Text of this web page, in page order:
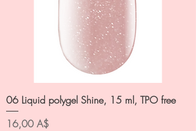
06 Liquid polygel Shine, 15 ml, TPO free
Цена
16,00 A$